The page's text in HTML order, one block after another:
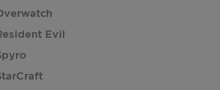
Evil